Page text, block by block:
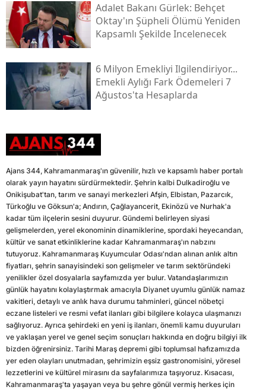
Adalet Bakanı Gürlek: Behçet
Oktay'ın Şüpheli Ölümü Yeniden
Kapsamlı Şekilde Incelenecek
6 Milyon Emekliyi Ilgilendiriyor...
Emekli Aylığı Fark Ödemeleri 7
Ağustos'ta Hesaplarda
Ajans 344, Kahramanmaraş'ın güvenilir, hızlı ve kapsamlı haber portalı
olarak yayın hayatını sürdürmektedir. Şehrin kalbi Dulkadiroğlu ve
Onikişubat'tan, tarım ve sanayi merkezleri Afşin, Elbistan, Pazarcık,
Türkoğlu ve Göksun'a; Andırın, Çağlayancerit, Ekinözü ve Nurhak'a
kadar tüm ilçelerin sesini duyurur. Gündemi belirleyen siyasi
gelişmelerden, yerel ekonominin dinamiklerine, spordaki heyecandan,
kültür ve sanat etkinliklerine kadar Kahramanmaraş'ın nabzını
tutuyoruz. Kahramanmaraş Kuyumcular Odası'ndan alınan anlık altın
fiyatları, şehrin sanayisindeki son gelişmeler ve tarım sektöründeki
yenilikler özel dosyalarla sayfamızda yer bulur. Vatandaşlarımızın
günlük hayatını kolaylaştırmak amacıyla Diyanet uyumlu günlük namaz
vakitleri, detaylı ve anlık hava durumu tahminleri, güncel nöbetçi
eczane listeleri ve resmi vefat ilanları gibi bilgilere kolayca ulaşmanızı
sağlıyoruz. Ayrıca şehirdeki en yeni iş ilanları, önemli kamu duyuruları
ve yaklaşan yerel ve genel seçim sonuçları hakkında en doğru bilgiyi ilk
bizden öğrenirsiniz. Tarihi Maraş depremi gibi toplumsal hafızamızda
yer eden olayları unutmadan, şehrimizin eşsiz gastronomisini, yöresel
lezzetlerini ve kültürel mirasını da sayfalarımıza taşıyoruz. Kısacası,
Kahramanmaraş'ta yaşayan veya bu şehre gönül vermiş herkes için